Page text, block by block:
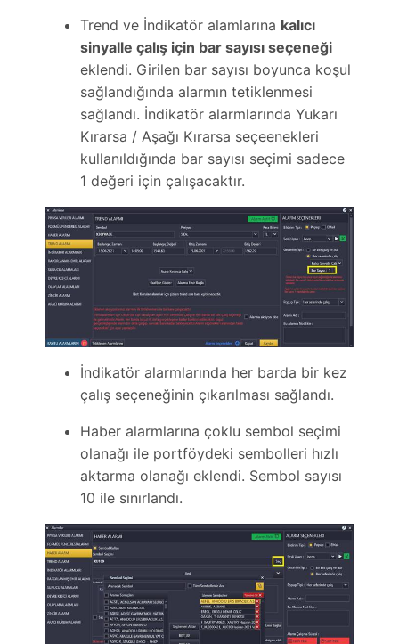
Trend ve İndikatör alamlarına kalıcı
sinyalle çalış için bar sayısı seçeneği
eklendi. Girilen bar sayısı boyunca koşul
sağlandığında alarmın tetiklenmesi
sağlandı. İndikatör alarmlarında Yukarı
Kırarsa / Aşağı Kırarsa seçeenekleri
kullanıldığında bar sayısı seçimi sadece
1 değeri için çalışacaktır.
İndikatör alarmlarında her barda bir kez
çalış seçeneğinin çıkarılması sağlandı.
Haber alarmlarına çoklu sembol seçimi
olanağı ile portföydeki sembolleri hızlı
aktarma olanağı eklendi. Sembol sayısı
10 ile sınırlandı.